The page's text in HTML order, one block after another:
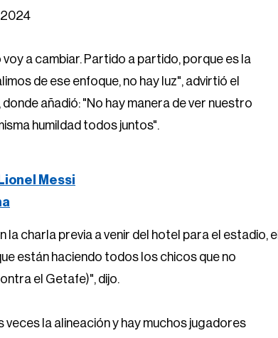
2024
a cambiar. Partido a partido, porque es la
de ese enfoque, no hay luz", advirtió el
añadió: "No hay manera de ver nuestro
humildad todos juntos".
Messi
charla previa a venir del hotel para el estadio, el
están haciendo todos los chicos que no
el Getafe)", dijo.
la alineación y hay muchos jugadores